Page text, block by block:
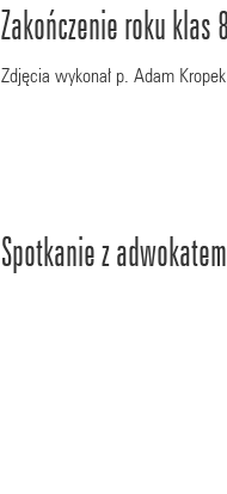
Zakończenie roku klas
Zdjęcia wykonał p. Adam
Spotkanie z adwokatem